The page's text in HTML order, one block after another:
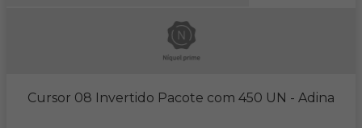
Cursor 08 Invertido Pacote com 450 UN - Adina